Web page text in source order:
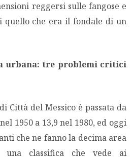
reggersi sulle fangose e
quello che era il fondale di un
urbana: tre problemi critici
Città del Messico è passata da
1950 a 13,9 nel 1980, ed oggi
che ne fanno la decima area
una classifica che vede ai